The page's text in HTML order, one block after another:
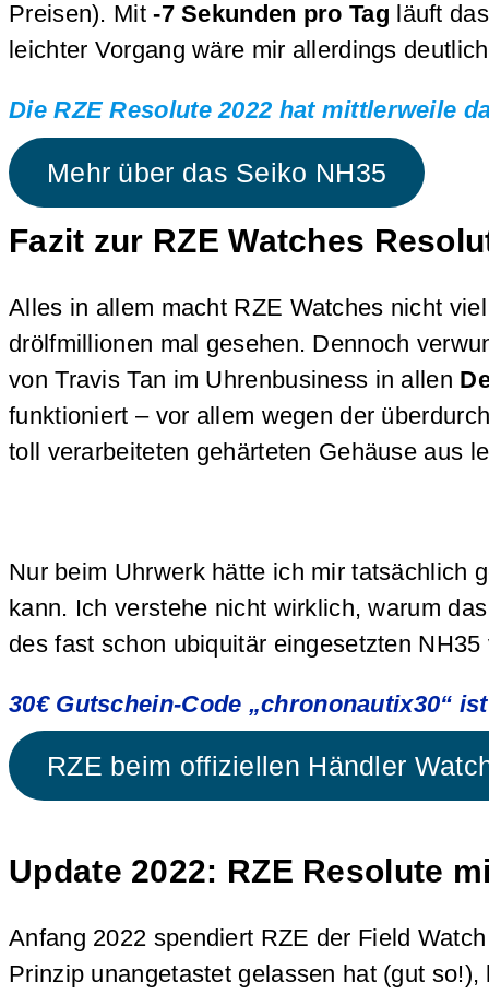
Preisen). Mit-7 Sekunden pro Tag läuft
leichter Vorgang wäre mir allerdings
Die RZE Resolute 2022 hat mittlerweile
Mehr über das Seiko NH35
Fazit zur RZE Watches
Alles in allem macht RZE Watches nicht
drölfmillionen mal gesehen. Dennoch
von Travis Tan im Uhrenbusiness in allen
funktioniert – vor allem wegen der
toll verarbeiteten gehärteten Gehäuse aus
Nur beim Uhrwerk hätte ich mir tatsächlich
kann. Ich verstehe nicht wirklich, warum
des fast schon ubiquitär eingesetzten
30€ Gutschein-Code „chrononautix30“
RZE beim offiziellen Händler
Update 2022: RZE Resolute
Anfang 2022 spendiert RZE der Field
Prinzip unangetastet gelassen hat (gut